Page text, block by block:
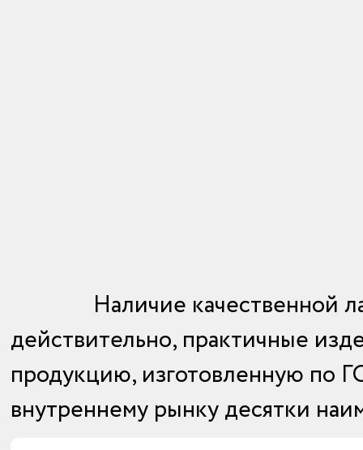
Наличие качественной
действительно, практичные
продукцию, изготовленную по
внутреннему рынку десятки